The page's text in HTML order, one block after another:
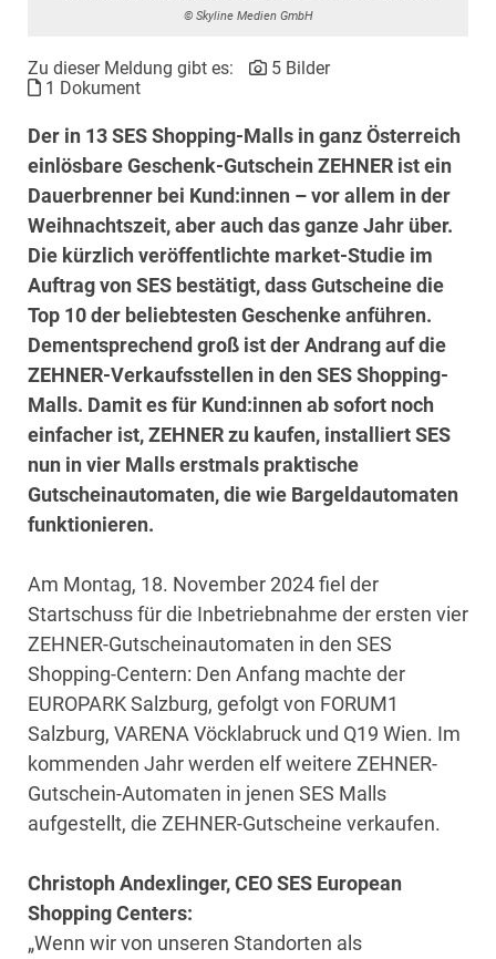
© Skyline Medien GmbH
Zu dieser Meldung gibt es:
5 Bilder
1 Dokument
Der in 13 SES Shopping-Malls in ganz Österreich
einlösbare Geschenk-Gutschein ZEHNER ist ein
Dauerbrenner bei Kund:innen – vor allem in der
Weihnachtszeit, aber auch das ganze Jahr über.
Die kürzlich veröffentlichte market-Studie im
Auftrag von SES bestätigt, dass Gutscheine die
Top 10 der beliebtesten Geschenke anführen.
Dementsprechend groß ist der Andrang auf die
ZEHNER-Verkaufsstellen in den SES Shopping-
Malls. Damit es für Kund:innen ab sofort noch
einfacher ist, ZEHNER zu kaufen, installiert SES
nun in vier Malls erstmals praktische
Gutscheinautomaten, die wie Bargeldautomaten
funktionieren.
Am Montag, 18. November 2024 fiel der
Startschuss für die Inbetriebnahme der ersten vier
ZEHNER-Gutscheinautomaten in den SES
Shopping-Centern: Den Anfang machte der
EUROPARK Salzburg, gefolgt von FORUM1
Salzburg, VARENA Vöcklabruck und Q19 Wien. Im
kommenden Jahr werden elf weitere ZEHNER-
Gutschein-Automaten in jenen SES Malls
aufgestellt, die ZEHNER-Gutscheine verkaufen.
Christoph Andexlinger, CEO SES European
Shopping Centers:
„Wenn wir von unseren Standorten als